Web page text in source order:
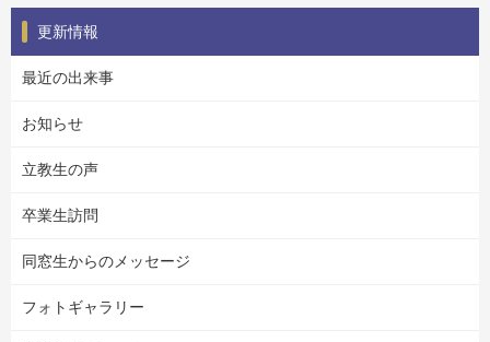
更新情報
最近の出来事
お知らせ
立教生の声
卒業生訪問
同窓生からのメッセージ
フォトギャラリー